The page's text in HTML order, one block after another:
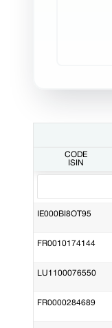
CODE
ISIN
IE000BI8OT95
FR0010174144
LU1100076550
FR0000284689